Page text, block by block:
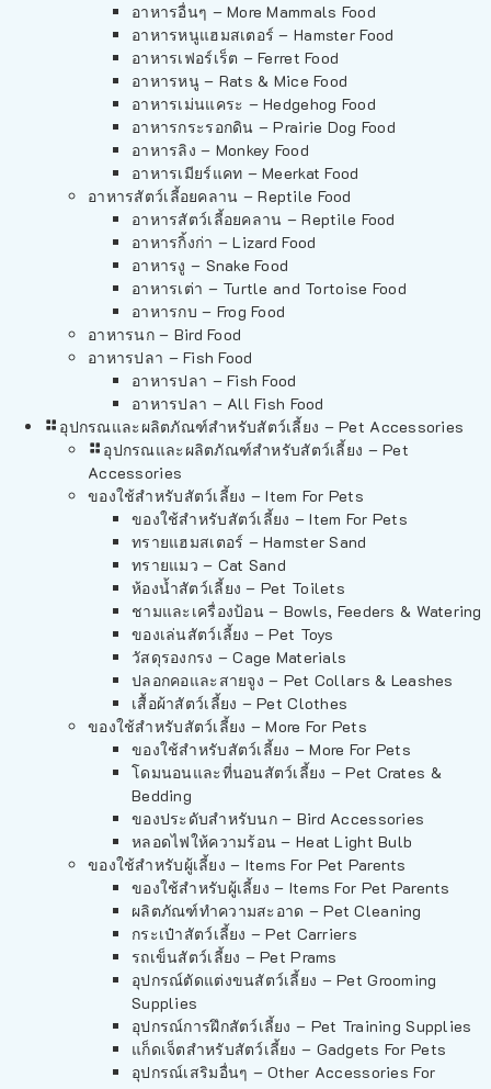
อาหารอื่นๆ – More Mammals Food
อาหารหนูแฮมสเตอร์ – Hamster Food
อาหารเฟอร์เร็ต – Ferret Food
อาหารหนู – Rats & Mice Food
อาหารเม่นแคระ – Hedgehog Food
อาหารกระรอกดิน – Prairie Dog Food
อาหารลิง – Monkey Food
อาหารเมียร์แคท – Meerkat Food
อาหารสัตว์เลี้อยคลาน – Reptile Food
อาหารสัตว์เลี้อยคลาน – Reptile Food
อาหารกิ้งก่า – Lizard Food
อาหารงู – Snake Food
อาหารเต่า – Turtle and Tortoise Food
อาหารกบ – Frog Food
อาหารนก – Bird Food
อาหารปลา – Fish Food
อาหารปลา – Fish Food
อาหารปลา – All Fish Food
อุปกรณและผลิตภัณฑ์สำหรับสัตว์เลี้ยง – Pet Accessories
อุปกรณและผลิตภัณฑ์สำหรับสัตว์เลี้ยง – Pet
Accessories
ของใช้สำหรับสัตว์เลี้ยง – Item For Pets
ของใช้สำหรับสัตว์เลี้ยง – Item For Pets
ทรายแฮมสเตอร์ – Hamster Sand
ทรายแมว – Cat Sand
ห้องน้ำสัตว์เลี้ยง – Pet Toilets
ชามและเครื่องป้อน – Bowls, Feeders & Watering
ของเล่นสัตว์เลี้ยง – Pet Toys
วัสดุรองกรง – Cage Materials
ปลอกคอและสายจูง – Pet Collars & Leashes
เสื้อผ้าสัตว์เลี้ยง – Pet Clothes
ของใช้สำหรับสัตว์เลี้ยง – More For Pets
ของใช้สำหรับสัตว์เลี้ยง – More For Pets
โดมนอนและที่นอนสัตว์เลี้ยง – Pet Crates &
Bedding
ของประดับสำหรับนก – Bird Accessories
หลอดไฟให้ความร้อน – Heat Light Bulb
ของใช้สำหรับผู้เลี้ยง – Items For Pet Parents
ของใช้สำหรับผู้เลี้ยง – Items For Pet Parents
ผลิตภัณฑ์ทำความสะอาด – Pet Cleaning
กระเป๋าสัตว์เลี้ยง – Pet Carriers
รถเข็นสัตว์เลี้ยง – Pet Prams
อุปกรณ์ตัดแต่งขนสัตว์เลี้ยง – Pet Grooming
Supplies
อุปกรณ์การฝึกสัตว์เลี้ยง – Pet Training Supplies
แก็ดเจ็ตสำหรับสัตว์เลี้ยง – Gadgets For Pets
อุปกรณ์เสริมอื่นๆ – Other Accessories For